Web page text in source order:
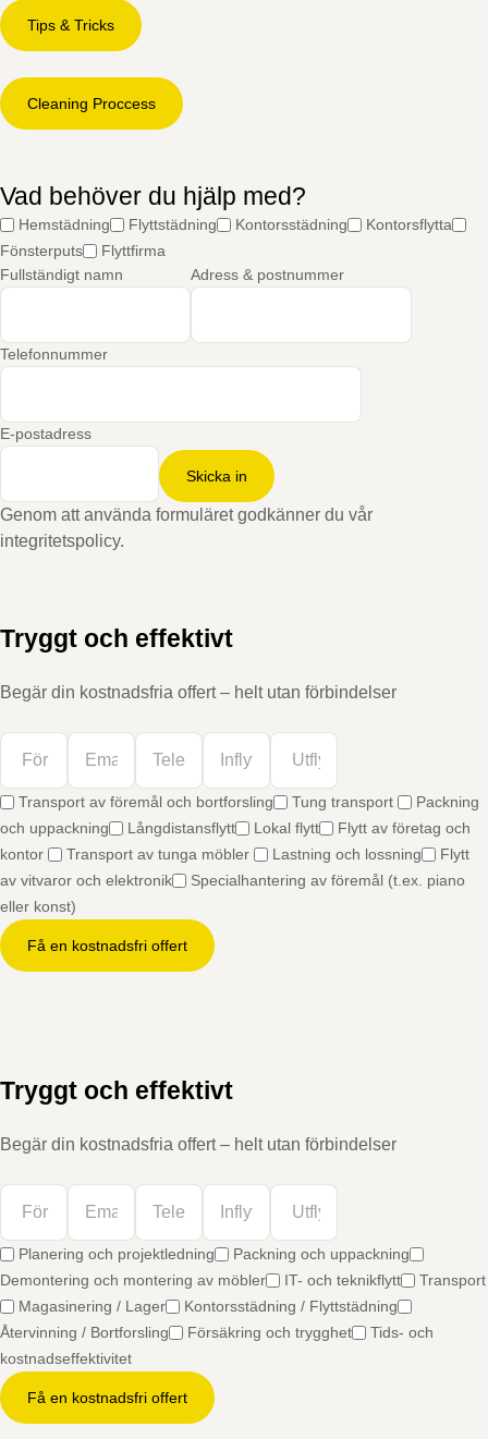
Tips & Tricks
Cleaning Proccess
Vad behöver du hjälp med?
Hemstädning Flyttstädning Kontorsstädning
Kontorsflytta
Fönsterputs
Flyttfirma
Fullständigt namn
Adress & postnummer
Telefonnummer
E-postadress
Skicka in
Genom att använda formuläret godkänner du vår
integritetspolicy.
Tryggt och effektivt
Begär din kostnadsfria offert – helt utan förbindelser
Transport av föremål och bortforsling Tung transport
Packning
och uppackning
Långdistansflytt Lokal flytt
Flytt av företag och
kontor
Transport av tunga möbler Lastning och lossning
Flytt
av vitvaror och elektronik
Specialhantering av föremål (t.ex. piano
eller konst)
Få en kostnadsfri offert
Tryggt och effektivt
Begär din kostnadsfria offert – helt utan förbindelser
Planering och projektledning
Packning och uppackning
Demontering och montering av möbler
IT- och teknikflytt
Transport
Magasinering / Lager
Kontorsstädning / Flyttstädning
Återvinning / Bortforsling
Försäkring och trygghet
Tids- och
kostnadseffektivitet
Få en kostnadsfri offert